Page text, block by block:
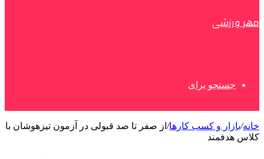
مهر ورزشی
جستجو برای
خانه/بازار و کسب کارها/ از صفر تا صد قبولی در آزمون تیزهوشان با
کلاس هدفمند